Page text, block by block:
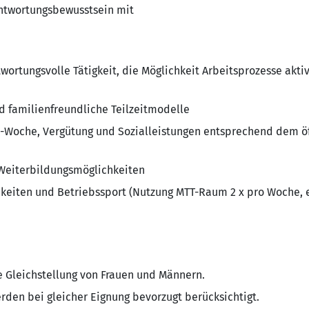
mit
Tätigkeit, die Möglichkeit Arbeitsprozesse
familienfreundliche Teilzeitmodelle
Woche, Vergütung und Sozialleistungen entsprechend
und Betriebssport (Nutzung MTT-Raum 2 x pro Woche,
von Frauen und Männern.
bei gleicher Eignung bevorzugt berücksichtigt.